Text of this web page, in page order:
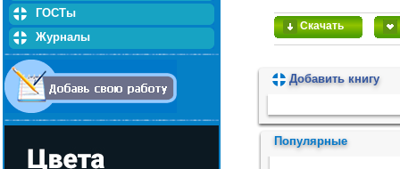
ГОСТы
Журналы
Скачать
Добавить книгу
Популярные